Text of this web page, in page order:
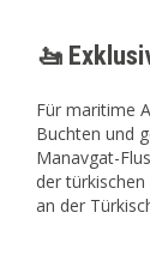
🚤
Für maritime
Buchten und
Manavgat-
der
an der